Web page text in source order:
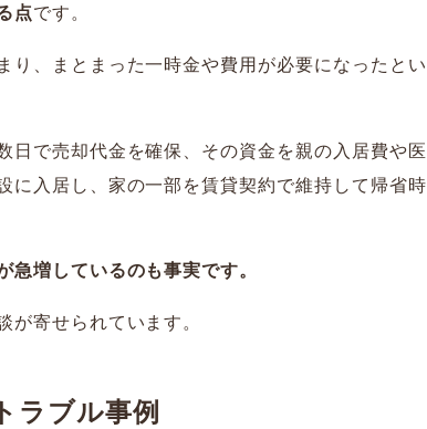
点です。
り、まとまった一時金や費用が必要になったとい
日で売却代金を確保、その資金を親の入居費や医
に入居し、家の一部を賃貸契約で維持して帰省時
急増しているのも事実です。
が寄せられています。
ラブル事例